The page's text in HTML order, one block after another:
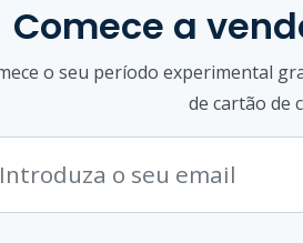
Comece a
o seu período experimental
de cartão de